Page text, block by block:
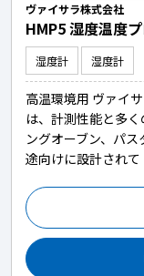
ヴァイサラ株式会社
HMP5 湿度温度
湿度計 湿度計
高温環境用 ヴァイ
は、計測性能と多
ングオーブン、パ
途向けに設計され